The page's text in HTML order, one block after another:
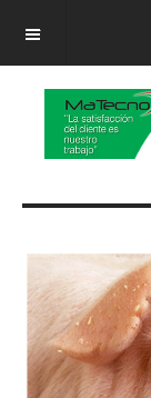
OFF CANVAS